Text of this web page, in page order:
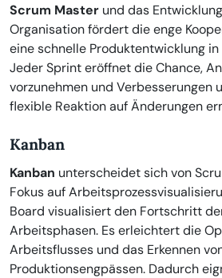
Scrum Master und das
Organisation fördert die enge
eine schnelle Produktentwicklung
Jeder Sprint eröffnet die Chance,
vorzunehmen und Verbesserungen
flexible Reaktion auf Änderungen
Kanban
Kanban unterscheidet sich von
Fokus auf
Board visualisiert den Fortschritt
Arbeitsphasen. Es erleichtert die
Arbeitsflusses und das Erkennen
Produktionsengpässen. Dadurch